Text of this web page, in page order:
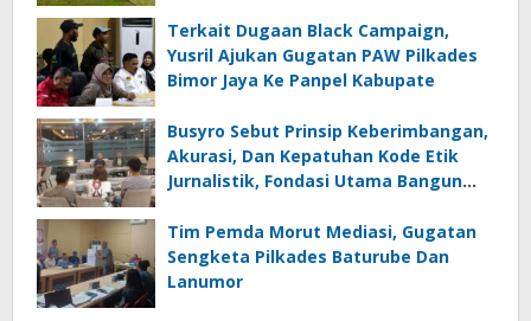
Terkait Dugaan Black Campaign,
Yusril Ajukan Gugatan PAW Pilkades
Bimor Jaya Ke Panpel Kabupate
Busyro Sebut Prinsip Keberimbangan,
Akurasi, Dan Kepatuhan Kode Etik
Jurnalistik, Fondasi Utama Bangun
Tim Pemda Morut Mediasi, Gugatan
Sengketa Pilkades Baturube Dan
Lanumor